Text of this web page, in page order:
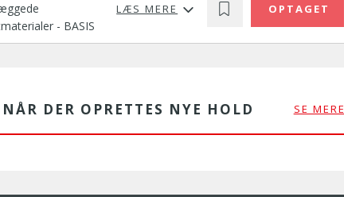
- BASIS
LÆS MERE OPTAGET
DER OPRETTES NYE HOLD SE MERE